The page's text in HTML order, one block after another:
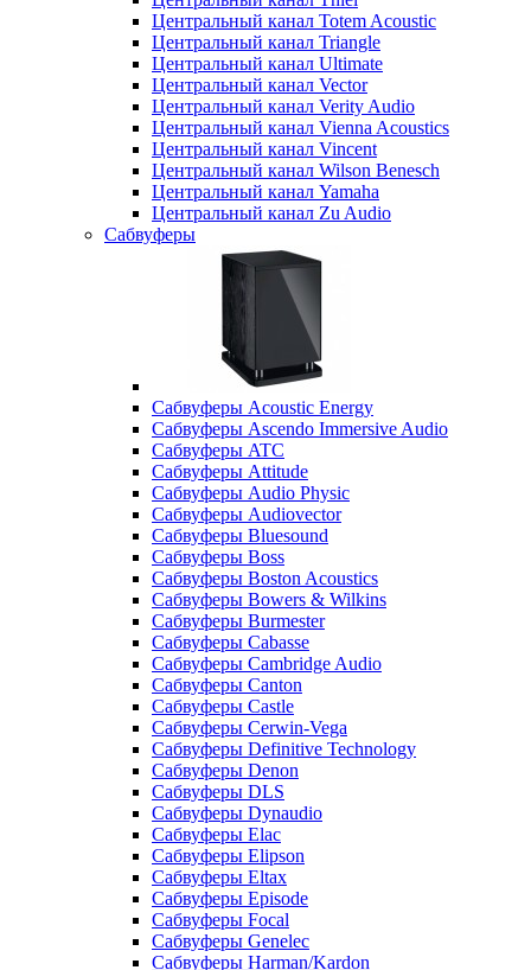
Центральный канал Totem Acoustic
Центральный канал Triangle
Центральный канал Ultimate
Центральный канал Vector
Центральный канал Verity Audio
Центральный канал Vienna Acoustics
Центральный канал Vincent
Центральный канал Wilson Benesch
Центральный канал Yamaha
Центральный канал Zu Audio
Сабвуферы
Сабвуферы Acoustic Energy
Сабвуферы Ascendo Immersive Audio
Сабвуферы ATC
Сабвуферы Attitude
Сабвуферы Audio Physic
Сабвуферы Audiovector
Сабвуферы Bluesound
Сабвуферы Boss
Сабвуферы Boston Acoustics
Сабвуферы Bowers & Wilkins
Сабвуферы Burmester
Сабвуферы Cabasse
Сабвуферы Cambridge Audio
Сабвуферы Canton
Сабвуферы Castle
Сабвуферы Cerwin-Vega
Сабвуферы Definitive Technology
Сабвуферы Denon
Сабвуферы DLS
Сабвуферы Dynaudio
Сабвуферы Elac
Сабвуферы Elipson
Сабвуферы Eltax
Сабвуферы Episode
Сабвуферы Focal
Сабвуферы Genelec
Сабвуферы Harman/Kardon